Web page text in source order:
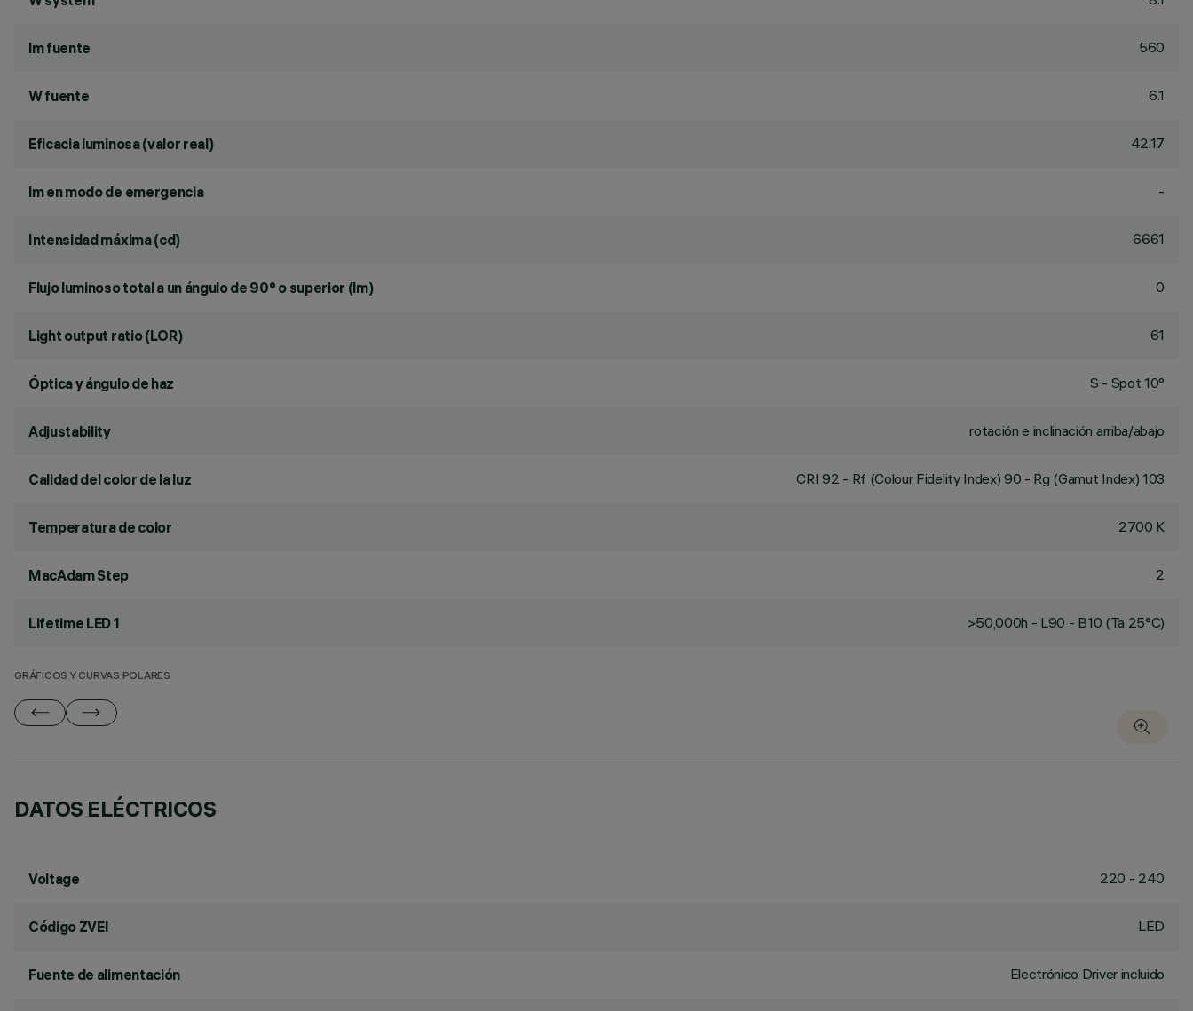
lm fuente 560
W fuente 6.1
Eficacia luminosa (valor real) 42.17
lm en modo de emergencia -
Intensidad máxima (cd) 6661
Flujo luminoso total a un ángulo de 90° o superior (lm) 0
Light output ratio (LOR) 61
Óptica y ángulo de haz S - Spot 10°
Adjustability rotación e inclinación arriba/abajo
Calidad del color de la luz CRI92 - Rf (Colour Fidelity Index) 90 - Rg (Gamut Index) 103
Temperatura de color 2700 K
MacAdam Step 2
Lifetime LED 1 >50,000h - L90 - B10 (Ta 25°C)
GRÁFICOS Y CURVAS POLARES
DATOS ELÉCTRICOS
Voltage 220 - 240
Código ZVEI LED
Fuente de alimentación Electrónico Driver incluido